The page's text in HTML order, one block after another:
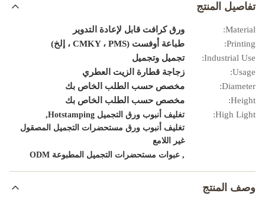
تفاصيل المنتج
Material:
ورق كرافت قابل لإعادة التدوير
Printing:
طباعة أوفست (CMKY ، PMS ، إلخ)
Industrial Use:
تجميل وتجميل
Usage:
زجاجة قطارة الزيت العطري
Diameter:
مخصص حسب الطلب الخاص بك
Height:
مخصص حسب الطلب الخاص بك
High Light:
تغليف أنبوب ورق التجميل Hotstamping ,
تغليف أنبوب ورق مستحضرات التجميل المصقول
غير اللامع
, عبوات مستحضرات التجميل المطبوعة ODM
وصف المنتج